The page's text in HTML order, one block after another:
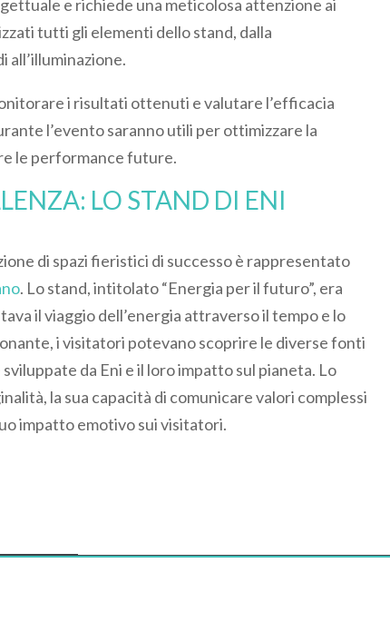
e richiede una meticolosa attenzione ai
tutti gli elementi dello stand, dalla
all’illuminazione.
i risultati ottenuti e valutare l’efficacia
l’evento saranno utili per ottimizzare la
le performance future.
LO STAND DI ENI
di spazi fieristici di successo è rappresentato
. Lo stand, intitolato “Energia per il futuro”, era
il viaggio dell’energia attraverso il tempo e lo
i visitatori potevano scoprire le diverse fonti
da Eni e il loro impatto sul pianeta. Lo
la sua capacità di comunicare valori complessi
impatto emotivo sui visitatori.